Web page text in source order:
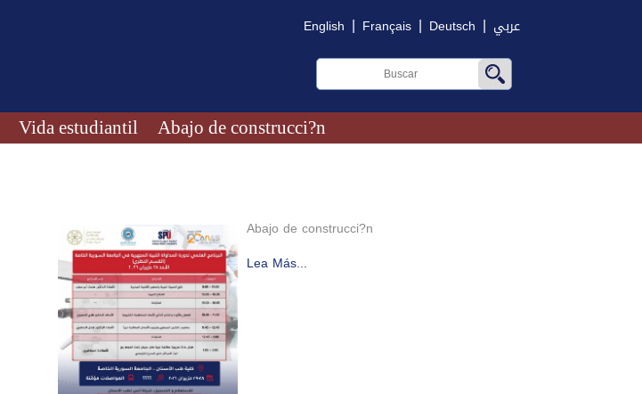
English | Français | Deutsch | عربي
Vida estudiantil Abajo de construcci?n
Abajo de construcci?n
Lea Más...